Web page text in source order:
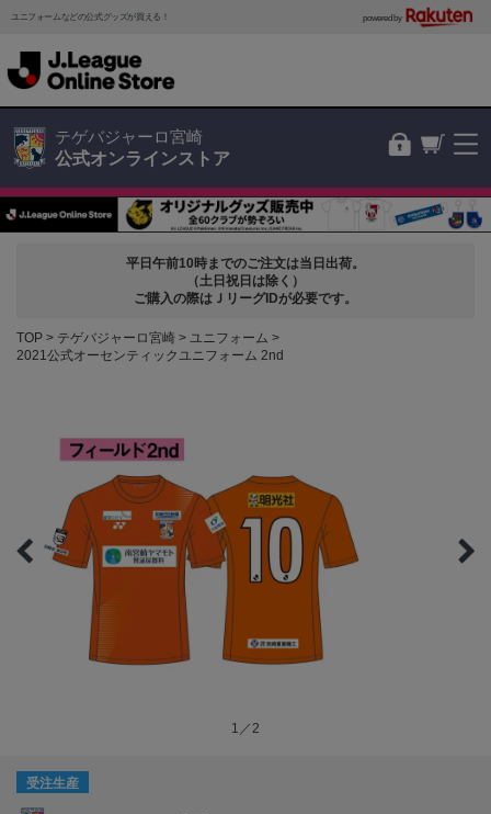
ユニフォームなどの公式グッズが買える！ powered by
テゲバジャーロ宮崎
公式オンラインストア
平日午前10時までのご注文は当日出荷。
（土日祝日は除く）
ご購入の際はＪリーグIDが必要です。
TOP テゲバジャーロ宮崎
ユニフォーム
2021公式オーセンティックユニフォーム 2nd
1／2
受注生産